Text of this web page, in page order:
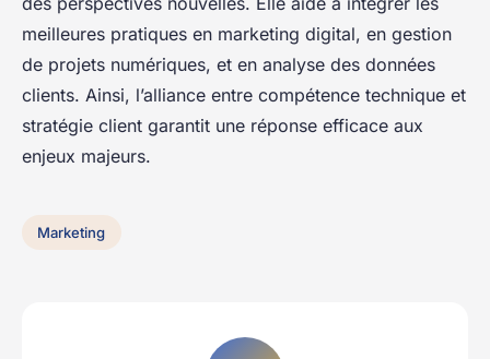
meilleures pratiques en marketing digital, en gestion
de projets numériques, et en analyse des données
clients. Ainsi, l’alliance entre compétence technique et
stratégie client garantit une réponse efficace aux
enjeux majeurs.
Marketing